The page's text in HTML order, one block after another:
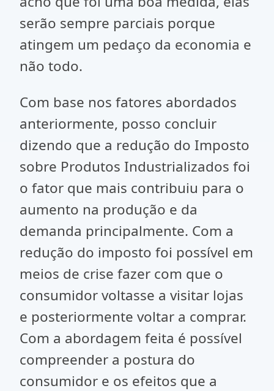
serão sempre parciais porque
atingem um pedaço da economia e
não todo.
Com base nos fatores abordados
anteriormente, posso concluir
dizendo que a redução do Imposto
sobre Produtos Industrializados foi
o fator que mais contribuiu para o
aumento na produção e da
demanda principalmente. Com a
redução do imposto foi possível em
meios de crise fazer com que o
consumidor voltasse a visitar lojas
e posteriormente voltar a comprar.
Com a abordagem feita é possível
compreender a postura do
consumidor e os efeitos que a